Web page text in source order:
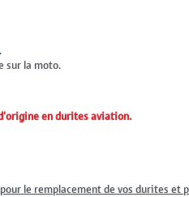
sur la moto.
d'origine en durites aviation.
le remplacement de vos durites